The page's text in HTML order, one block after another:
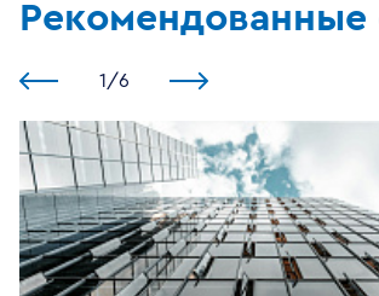
Рекомендованные
1 /6